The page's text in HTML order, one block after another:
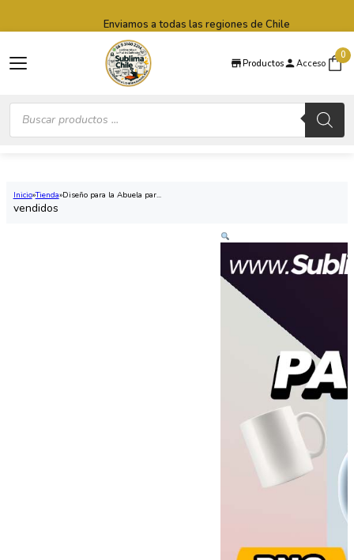
Productos Acceso
0
Búsqueda
productos
Envío express 24 a 48 horas hábiles (Lun-Vie)
Inicio Tienda Diseño para la Abuela par...
vendidos